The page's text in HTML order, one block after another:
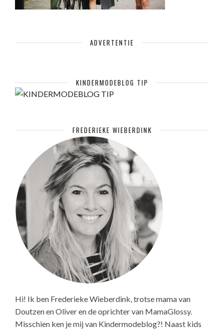
ADVERTENTIE
KINDERMODEBLOG TIP
FREDERIEKE WIEBERDINK
Hi! Ik ben Frederieke Wieberdink, trotse mama van
Doutzen en Oliver en de oprichter van MamaGlossy.
Misschien ken je mij van Kindermodeblog?! Naast kids